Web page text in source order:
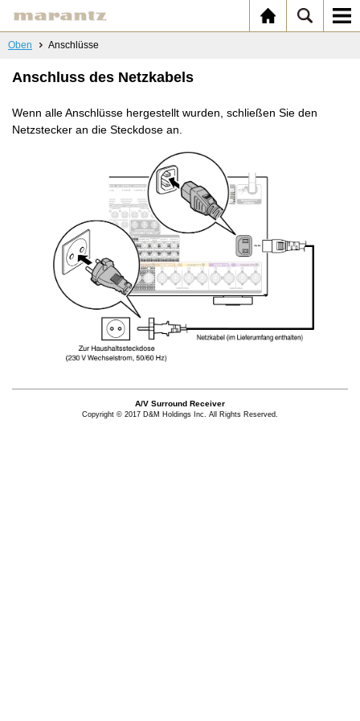
Oben Anschlüsse
Anschluss des Netzkabels
Wenn alle Anschlüsse hergestellt wurden, schließen Sie den
Netzstecker an die Steckdose an.
A/V Surround Receiver
Copyright © 2017 D&M Holdings Inc. All Rights Reserved.